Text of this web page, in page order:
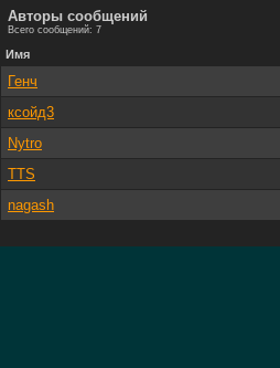
Авторы сообщений
Всего сообщений: 7
Имя
Генч
ксойд3
Nytro
TTS
nagash